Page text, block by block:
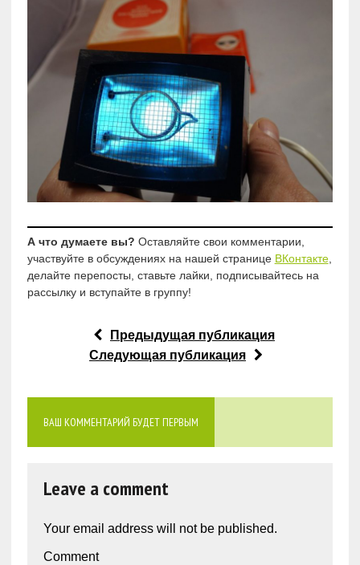
А что думаете вы? Оставляйте свои комментарии,
участвуйте в обсуждениях на нашей странице ВКонтакте,
делайте перепосты, ставьте лайки, подписывайтесь на
рассылку и вступайте в группу!
Предыдущая публикация
Следующая публикация
ВАШ КОММЕНТАРИЙ БУДЕТ ПЕРВЫМ
Leave a comment
Your email address will not be published.
Comment